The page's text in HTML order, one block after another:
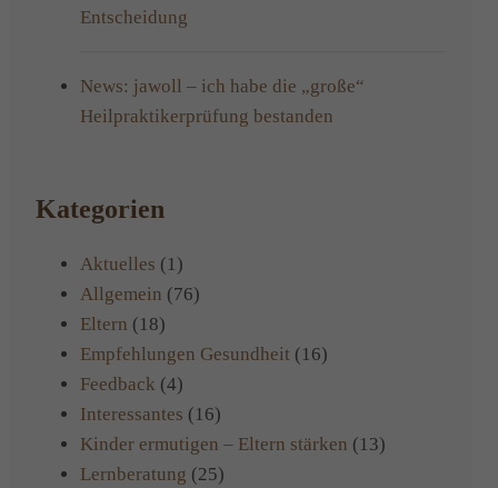
Entscheidung
News: jawoll – ich habe die „große“
Heilpraktikerprüfung bestanden
Kategorien
Aktuelles (1)
Allgemein (76)
Eltern (18)
Empfehlungen Gesundheit (16)
Feedback (4)
Interessantes (16)
Kinder ermutigen – Eltern stärken (13)
Lernberatung (25)